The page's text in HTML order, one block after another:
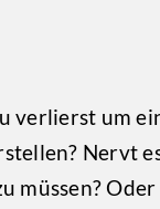
verlierst um
Nervt
müssen?